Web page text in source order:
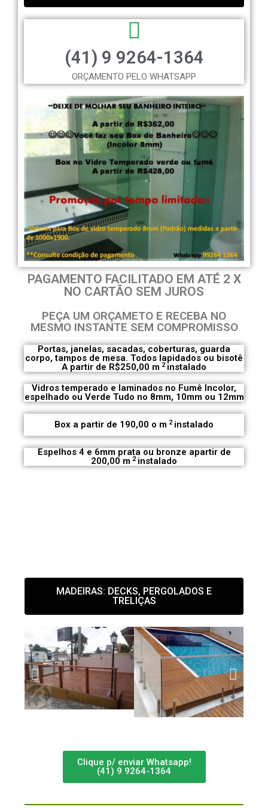
(41) 9 9264-1364
ORÇAMENTO PELO WHATSAPP
PAGAMENTO FACILITADO EM ATÉ 2 X
NO CARTÃO SEM JUROS
PEÇA UM ORÇAMETO E RECEBA NO
MESMO INSTANTE SEM COMPROMISSO
Portas, janelas, sacadas, coberturas, guarda
corpo, tampos de mesa. Todos lapidados ou bisotê
A partir de R$250,00 m 2 instalado
Vidros temperado e laminados no Fumê Incolor,
espelhado ou Verde Tudo no 8mm, 10mm ou 12mm
Box a partir de 190,00 o m 2 instalado
Espelhos 4 e 6mm prata ou bronze apartir de
200,00 m 2 instalado
MADEIRAS: DECKS, PERGOLADOS E
TRELIÇAS
Clique p/ enviar Whatsapp!
(41) 9 9264-1364